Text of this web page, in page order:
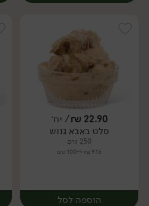
יח׳
22.90
₪/ יח׳
סלט באבא גנוש
250 גרם
9.16 ₪ ל-100 גרם
הוספה לסל